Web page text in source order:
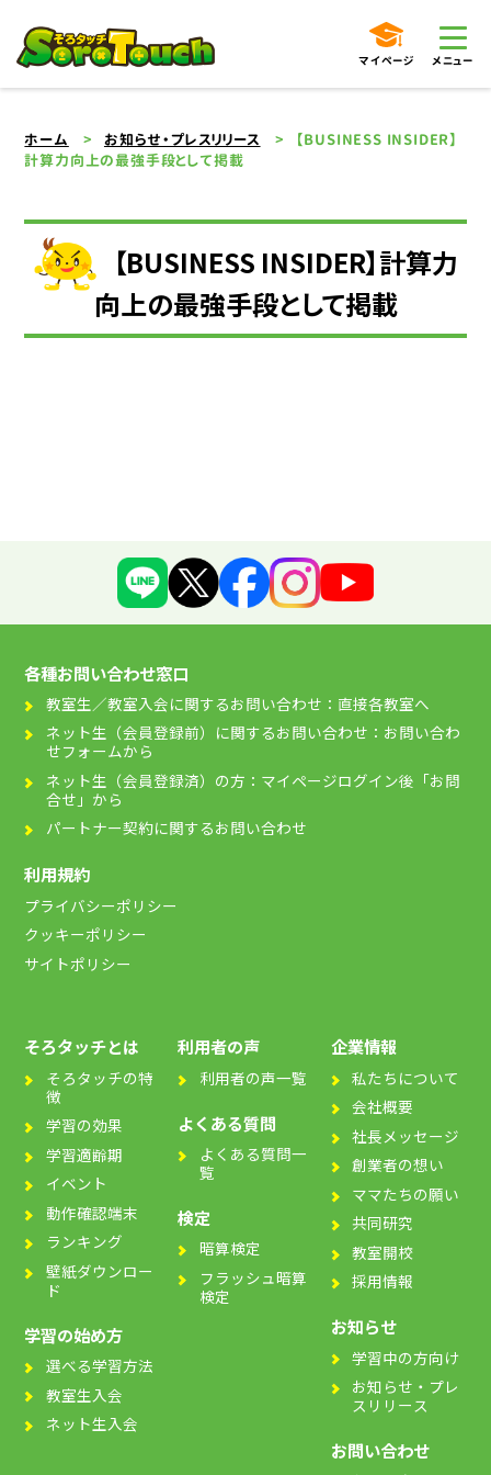
マイページ メニュー
ホーム お知らせ・プレスリリース
【BUSINESS INSIDER】
計算力向上の最強手段として掲載
【BUSINESS INSIDER】計算力
向上の最強手段として掲載
各種お問い合わせ窓口
教室生／教室入会に関するお問い合わせ：直接各教室へ
ネット生（会員登録前）に関するお問い合わせ：お問い合わ
せフォームから
ネット生（会員登録済）の方：マイページログイン後「お問
合せ」から
パートナー契約に関するお問い合わせ
利用規約
プライバシーポリシー
クッキーポリシー
サイトポリシー
そろタッチとは
そろタッチの特
徴
学習の効果
学習適齢期
イベント
動作確認端末
ランキング
壁紙ダウンロー
ド
学習の始め方
選べる学習方法
教室生入会
ネット生入会
利用者の声
利用者の声一覧
よくある質問
よくある質問一
覧
検定
暗算検定
フラッシュ暗算
検定
企業情報
私たちについて
会社概要
社長メッセージ
創業者の想い
ママたちの願い
共同研究
教室開校
採用情報
お知らせ
学習中の方向け
お知らせ・プレ
スリリース
お問い合わせ